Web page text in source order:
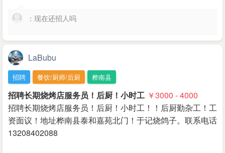
： 现在还招人吗
LaBubu
招聘 餐饮/厨师/后厨 桦南县
招聘长期烧烤店服务员！后厨！小时工 ￥3000 - 4000
招聘长期烧烤店服务员！后厨！小时工！！后厨勤杂工！工
资面议！地址桦南县泰和嘉苑北门！于记烧鸽子。联系电话
13208402088